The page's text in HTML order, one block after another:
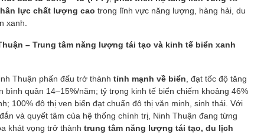
lực chất lượng cao trong lĩnh vực năng lượng, hàng hải, du
xanh.
– Trung tâm năng lượng tái tạo và kinh tế biển xanh
Thuận phấn đấu trở thành tỉnh mạnh về biển, đạt tốc độ tăng
bình quân 14–15%/năm; tỷ trọng kinh tế biển chiếm khoảng 46%
100% đô thị ven biển đạt chuẩn đô thị văn minh, sinh thái. Với
và quyết tâm của hệ thống chính trị, Ninh Thuận đang từng
khát vọng trở thành trung tâm năng lượng tái tạo, du lịch
chôn lấp chất
thải rắn –...
dự án theo hình
Kiểm toán thiết
kế tường chắn
chiều cao Htb =...
tròn D600,D80...
vẽ chi tiết cấu
Bản vẽ chi tiết
cấu tạo tường
chắn đá hộc
HT1...
mái ta luy HT...
Bảng tính toán
Mẫu hồ sơ Báo
cáo nghiên cứu
khả thi (lập dự...